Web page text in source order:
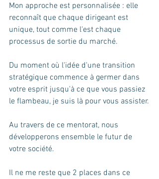
Mon approche est personnalisée : elle
reconnaît que chaque dirigeant est
unique, tout comme l'est chaque
processus de sortie du marché.
Du moment où l'idée d'une transition
stratégique commence à germer dans
votre esprit jusqu'à ce que vous passiez
le flambeau, je suis là pour vous assister.
Au travers de ce mentorat, nous
développerons ensemble le futur de
votre société.
Il ne me reste que 2 places dans ce